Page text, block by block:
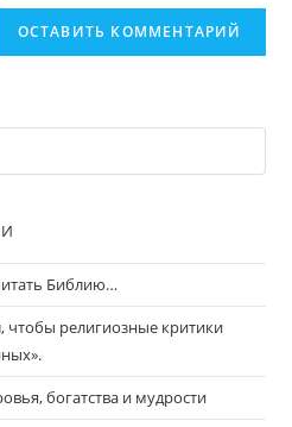
Библию…
чтобы религиозные критики
богатства и мудрости